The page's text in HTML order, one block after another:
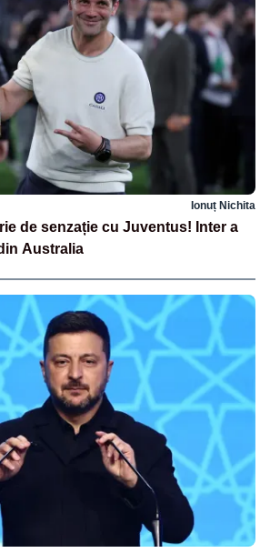
Ionuț Nichita
de senzație cu Juventus! Inter a
Australia